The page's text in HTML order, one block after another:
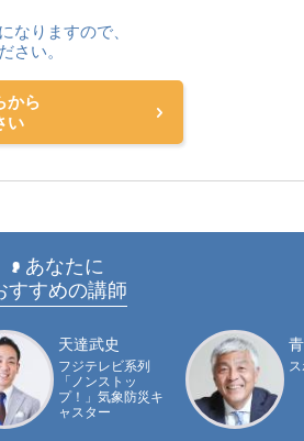
なりますので、
さい。
から
い
あなたに
すすめの講師
天達武史
フジテレビ系列
「ノンストッ
プ！」気象防災キ
ャスター